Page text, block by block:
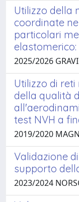
Utilizzo della
coordinate
particolari
2025/2026
Utilizzo di
della qualità
test NVH a
2019/2020
Validazione
supporto
2023/2024